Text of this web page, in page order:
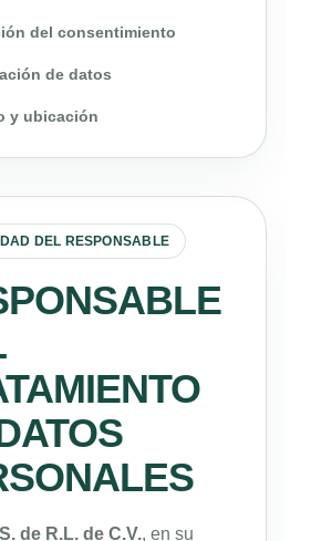
del consentimiento
de datos
y ubicación
DEL RESPONSABLE
de R.L. de C.V., en su